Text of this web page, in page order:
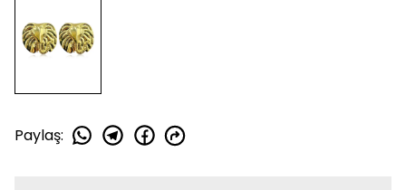
Paylaş: